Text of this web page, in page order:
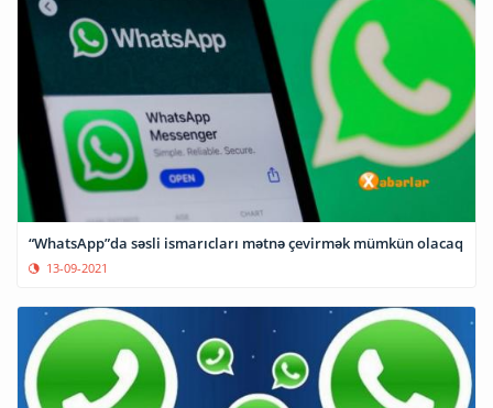
“WhatsApp”da səsli ismarıcları mətnə çevirmək mümkün olacaq
13-09-2021